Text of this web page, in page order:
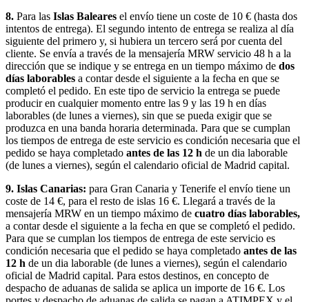
8. Para las Islas Baleares el envío tiene un coste de 10 € (hasta dos
intentos de entrega). El segundo intento de entrega se realiza al día
siguiente del primero y, si hubiera un tercero será por cuenta del
cliente. Se envía a través de la mensajería MRW servicio 48 h a la
dirección que se indique y se entrega en un tiempo máximo de dos
días laborables a contar desde el siguiente a la fecha en que se
completó el pedido. En este tipo de servicio la entrega se puede
producir en cualquier momento entre las 9 y las 19 h en días
laborables (de lunes a viernes), sin que se pueda exigir que se
produzca en una banda horaria determinada. Para que se cumplan
los tiempos de entrega de este servicio es condición necesaria que el
pedido se haya completado antes de las 12 h de un dia laborable
(de lunes a viernes), según el calendario oficial de Madrid capital.
9. Islas Canarias: para Gran Canaria y Tenerife el envío tiene un
coste de 14 €, para el resto de islas 16 €. Llegará a través de la
mensajería MRW en un tiempo máximo de cuatro días laborables,
a contar desde el siguiente a la fecha en que se completó el pedido.
Para que se cumplan los tiempos de entrega de este servicio es
condición necesaria que el pedido se haya completado antes de las
12 h de un dia laborable (de lunes a viernes), según el calendario
oficial de Madrid capital. Para estos destinos, en concepto de
despacho de aduanas de salida se aplica un importe de 16 €. Los